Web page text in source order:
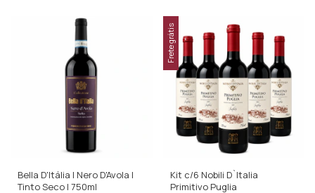
Bella D'Itália | Nero D'Avola |
Tinto Seco | 750ml
Frete grátis
Kit c/6 Nobili D`Italia
Primitivo Puglia